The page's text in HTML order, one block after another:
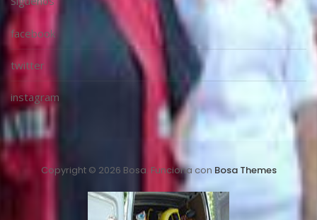
facebook
twitter
instagram
Copyright © 2026 Bosa. Funciona con Bosa Themes